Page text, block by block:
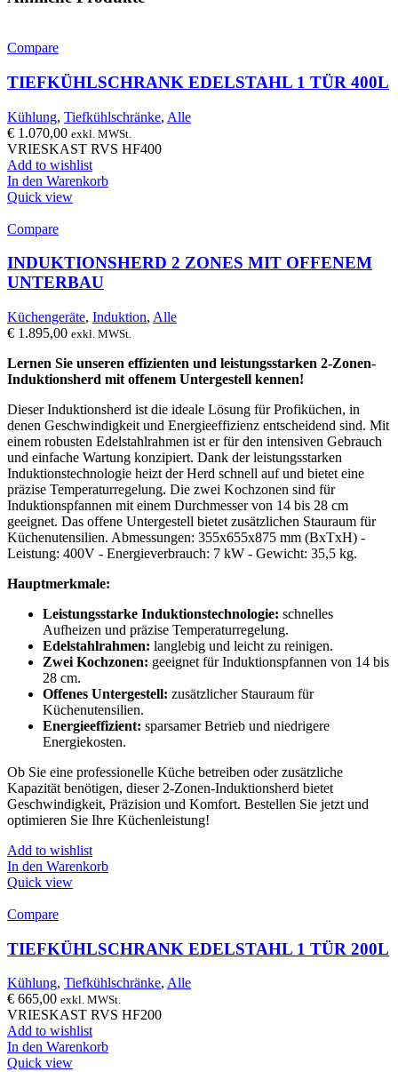
Compare
TIEFKÜHLSCHRANK EDELSTAHL 1 TÜR 400L
Kühlung, Tiefkühlschränke, Alle
€ 1.070,00 exkl. MWSt.
VRIESKAST RVS HF400
Add to wishlist
In den Warenkorb
Quick view
Compare
INDUKTIONSHERD 2 ZONES MIT OFFENEM
UNTERBAU
Küchengeräte, Induktion, Alle
€ 1.895,00 exkl. MWSt.
Lernen Sie unseren effizienten und leistungsstarken 2-Zonen-
Induktionsherd mit offenem Untergestell kennen!
Dieser Induktionsherd ist die ideale Lösung für Profiküchen, in
denen Geschwindigkeit und Energieeffizienz entscheidend sind. Mit
einem robusten Edelstahlrahmen ist er für den intensiven Gebrauch
und einfache Wartung konzipiert. Dank der leistungsstarken
Induktionstechnologie heizt der Herd schnell auf und bietet eine
präzise Temperaturregelung. Die zwei Kochzonen sind für
Induktionspfannen mit einem Durchmesser von 14 bis 28 cm
geeignet. Das offene Untergestell bietet zusätzlichen Stauraum für
Küchenutensilien. Abmessungen: 355x655x875 mm (BxTxH) -
Leistung: 400V - Energieverbrauch: 7 kW - Gewicht: 35,5 kg.
Hauptmerkmale:
Leistungsstarke Induktionstechnologie: schnelles
Aufheizen und präzise Temperaturregelung.
Edelstahlrahmen: langlebig und leicht zu reinigen.
Zwei Kochzonen: geeignet für Induktionspfannen von 14 bis
28 cm.
Offenes Untergestell: zusätzlicher Stauraum für
Küchenutensilien.
Energieeffizient: sparsamer Betrieb und niedrigere
Energiekosten.
Ob Sie eine professionelle Küche betreiben oder zusätzliche
Kapazität benötigen, dieser 2-Zonen-Induktionsherd bietet
Geschwindigkeit, Präzision und Komfort. Bestellen Sie jetzt und
optimieren Sie Ihre Küchenleistung!
Add to wishlist
In den Warenkorb
Quick view
Compare
TIEFKÜHLSCHRANK EDELSTAHL 1 TÜR 200L
Kühlung, Tiefkühlschränke, Alle
€ 665,00 exkl. MWSt.
VRIESKAST RVS HF200
Add to wishlist
In den Warenkorb
Quick view